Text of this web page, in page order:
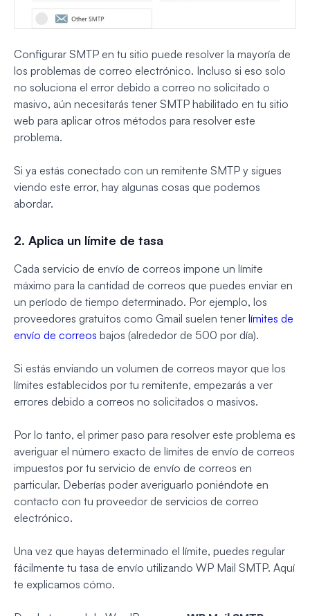
Configurar SMTP en tu sitio puede resolver la mayoría de
los problemas de correo electrónico. Incluso si eso solo
no soluciona el error debido a correo no solicitado o
masivo, aún necesitarás tener SMTP habilitado en tu sitio
web para aplicar otros métodos para resolver este
problema.
Si ya estás conectado con un remitente SMTP y sigues
viendo este error, hay algunas cosas que podemos
abordar.
2. Aplica un límite de tasa
Cada servicio de envío de correos impone un límite
máximo para la cantidad de correos que puedes enviar en
un período de tiempo determinado. Por ejemplo, los
proveedores gratuitos como Gmail suelen tener límites de
envío de correos bajos (alrededor de 500 por día).
Si estás enviando un volumen de correos mayor que los
límites establecidos por tu remitente, empezarás a ver
errores debido a correos no solicitados o masivos.
Por lo tanto, el primer paso para resolver este problema es
averiguar el número exacto de límites de envío de correos
impuestos por tu servicio de envío de correos en
particular. Deberías poder averiguarlo poniéndote en
contacto con tu proveedor de servicios de correo
electrónico.
Una vez que hayas determinado el límite, puedes regular
fácilmente tu tasa de envío utilizando WP Mail SMTP. Aquí
te explicamos cómo.